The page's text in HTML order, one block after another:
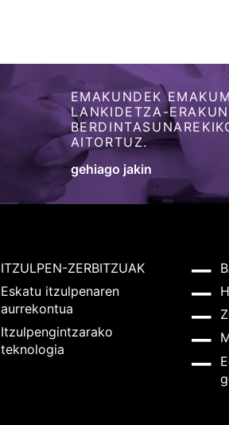
EMAKUNDEK
LANKIDETZA-
AITORTUZ.
gehiago jakin
ITZULPEN-ZERBITZUAK
Eskatu itzulpenaren
aurrekontua
Itzulpengintzarako
teknologia